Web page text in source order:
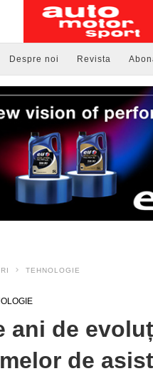
Despre noi Revista
TEHNOLOGIE
ani de
de